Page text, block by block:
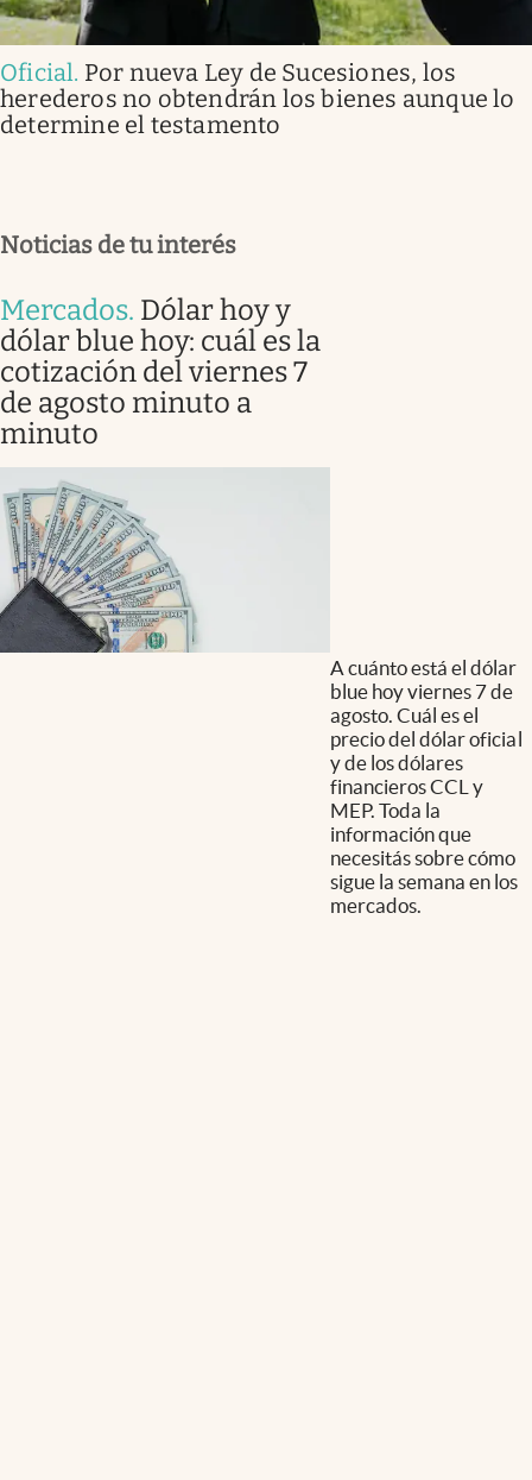
Oficial. Por nueva Ley de Sucesiones, los
herederos no obtendrán los bienes aunque lo
determine el testamento
Noticias de tu interés
Mercados. Dólar hoy y
dólar blue hoy: cuál es la
cotización del viernes 7
de agosto minuto a
minuto
A cuánto está el dólar
blue hoy viernes 7 de
agosto. Cuál es el
precio del dólar oficial
y de los dólares
financieros CCL y
MEP. Toda la
información que
necesitás sobre cómo
sigue la semana en los
mercados.